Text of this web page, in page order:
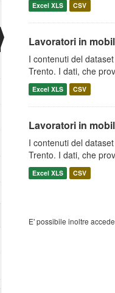
Excel XLS CSV
Lavoratori in
I contenuti del
Trento. I dati, che
Excel XLS CSV
Lavoratori in
I contenuti del
Trento. I dati, che
Excel XLS CSV
E' possibile inoltre